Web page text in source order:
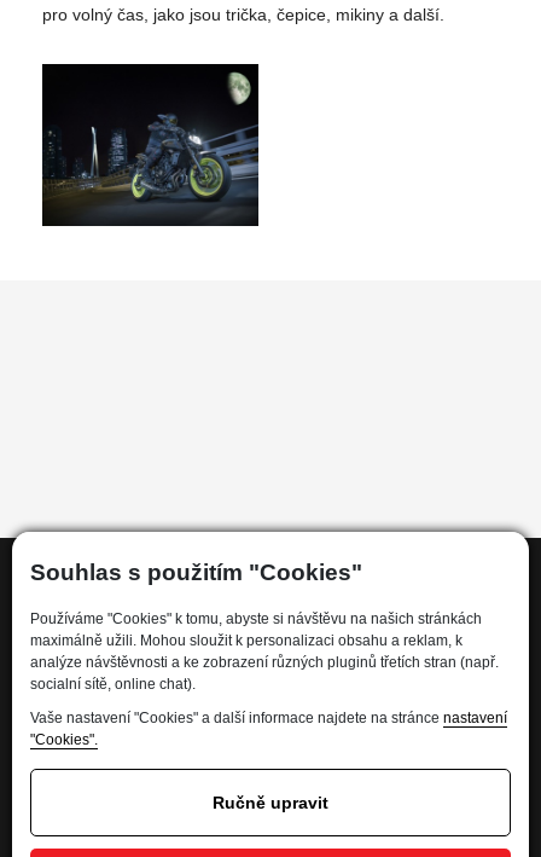
Souhlas s použitím "Cookies"
Používáme "Cookies" k tomu, abyste si návštěvu na našich stránkách
maximálně užili. Mohou sloužit k personalizaci obsahu a reklam, k
analýze návštěvnosti a ke zobrazení různých pluginů třetích stran (např.
socialní sítě, online chat).
Vaše nastavení "Cookies" a další informace najdete na stránce nastavení
"Cookies".
Ručně upravit
pro volný čas, jako jsou trička, čepice, mikiny a další.
Informace
Kdo jsme
Financování
Kariéra